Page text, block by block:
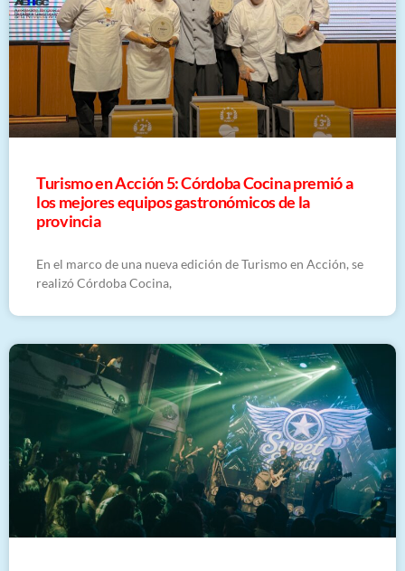
Turismo en Acción 5: Córdoba Cocina premió a
los mejores equipos gastronómicos de la
provincia
En el marco de una nueva edición de Turismo en Acción, se
realizó Córdoba Cocina,